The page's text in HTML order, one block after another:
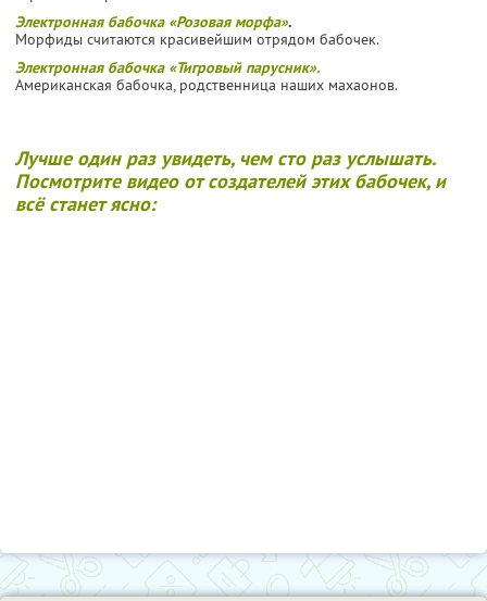
Электронная бабочка «Розовая морфа».
Морфиды считаются красивейшим отрядом бабочек.
Электронная бабочка «Тигровый парусник».
Американская бабочка, родственница наших махаонов.
Лучше один раз увидеть, чем сто раз услышать.
Посмотрите видео от создателей этих бабочек, и
всё станет ясно: